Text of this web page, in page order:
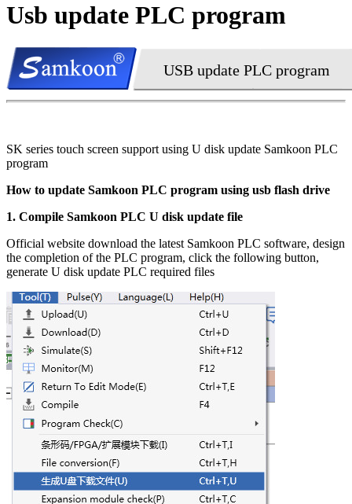
Usb update PLC program
USB update PLC program
SK series touch screen support using U disk update Samkoon PLC
program
How to update Samkoon PLC program using usb flash drive
1. Compile Samkoon PLC U disk update file
Official website download the latest Samkoon PLC software, design
the completion of the PLC program, click the following button,
generate U disk update PLC required files